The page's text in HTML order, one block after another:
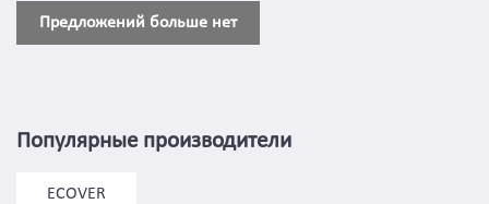
Предложений больше нет
Популярные производители
ECOVER